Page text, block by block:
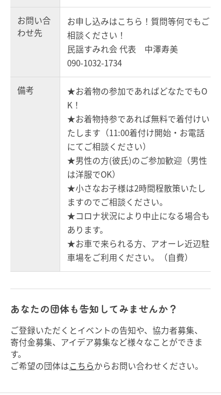
お問い合
わせ先
お申し込みはこちら！質問等何でもご
相談ください！
民謡すみれ会 代表 中澤寿美
090-1032-1734
備考
★お着物の参加であればどなたでもO
K！
★お着物持参であれば無料で着付けい
たします（11:00着付け開始・お電話
にてご相談ください）
★男性の方(彼氏)のご参加歓迎（男性
は洋服でOK）
★小さなお子様は2時間程散策いたし
ますのでご相談ください。
★コロナ状況により中止になる場合も
あります。
★お車で来られる方、アオーレ近辺駐
車場をご利用ください。（自費）
あなたの団体も告知してみませんか？
ご登録いただくとイベントの告知や、協力者募集、
寄付金募集、アイデア募集など様々なことができま
す。
ご希望の団体はこちらからお問い合わせください。